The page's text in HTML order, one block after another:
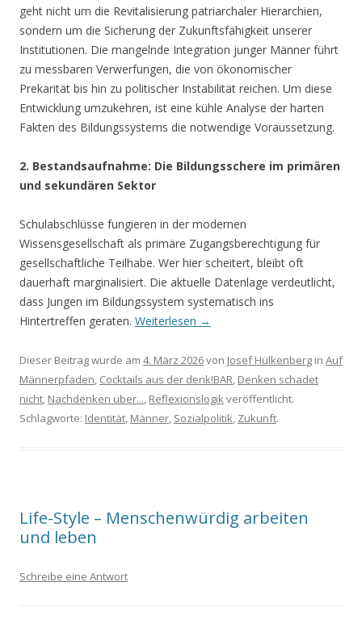
geht nicht um die Revitalisierung patriarchaler Hierarchien,
sondern um die Sicherung der Zukunftsfähigkeit unserer
Institutionen. Die mangelnde Integration junger Männer führt
zu messbaren Verwerfungen, die von ökonomischer
Prekarität bis hin zu politischer Instabilität reichen. Um diese
Entwicklung umzukehren, ist eine kühle Analyse der harten
Fakten des Bildungssystems die notwendige Voraussetzung.
2. Bestandsaufnahme: Die Bildungsschere im primären
und sekundären Sektor
Schulabschlüsse fungieren in der modernen
Wissensgesellschaft als primäre Zugangsberechtigung für
gesellschaftliche Teilhabe. Wer hier scheitert, bleibt oft
dauerhaft marginalisiert. Die aktuelle Datenlage verdeutlicht,
dass Jungen im Bildungssystem systematisch ins
Hintertreffen geraten. Weiterlesen →
Dieser Beitrag wurde am 4. März 2026von Josef Hülkenberg in Auf
Männerpfaden, Cocktails aus der denk!BAR, Denken schadet
nicht, Nachdenken über..., Reflexionslogikveröffentlicht.
Schlagworte: Identität, Männer, Sozialpolitik, Zukunft.
Life-Style – Menschenwürdig arbeiten
und leben
Schreibe eine Antwort